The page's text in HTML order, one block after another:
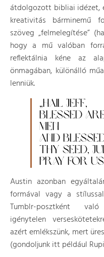
átdolgozott bibliai idézet,
kreativitás bárminemű
szöveg „felmelegítése”
hogy a mű valóban
reflektálnia kéne az
önmagában, különálló
lenniük.
„HAIL JEFF,
BLESSED
MEN
AND
THY SEED,
PRAY FOR
Austin azonban
formával vagy a
Tumblr-posztként
igénytelen
azért emlékszünk, mert
(gondoljunk itt például